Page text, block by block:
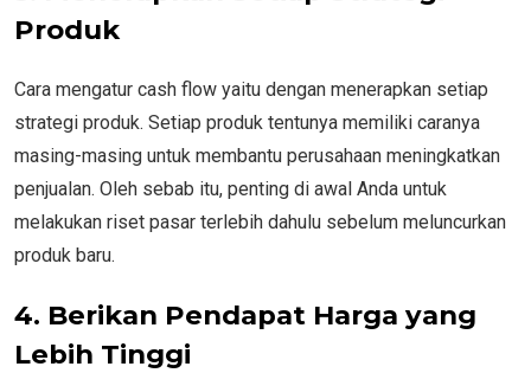
Produk
Cara mengatur cash flow yaitu dengan menerapkan setiap
strategi produk. Setiap produk tentunya memiliki caranya
masing-masing untuk membantu perusahaan meningkatkan
penjualan. Oleh sebab itu, penting di awal Anda untuk
melakukan riset pasar terlebih dahulu sebelum meluncurkan
produk baru.
4. Berikan Pendapat Harga yang
Lebih Tinggi